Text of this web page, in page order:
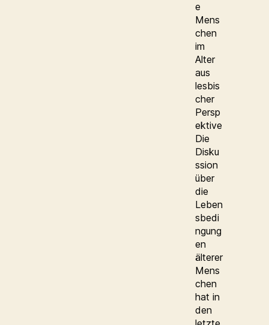
e
Mens
chen
im
Alter
aus
lesbis
cher
Persp
ektive
Die
Disku
ssion
über
die
Leben
sbedi
ngung
en
älterer
Mens
chen
hat in
den